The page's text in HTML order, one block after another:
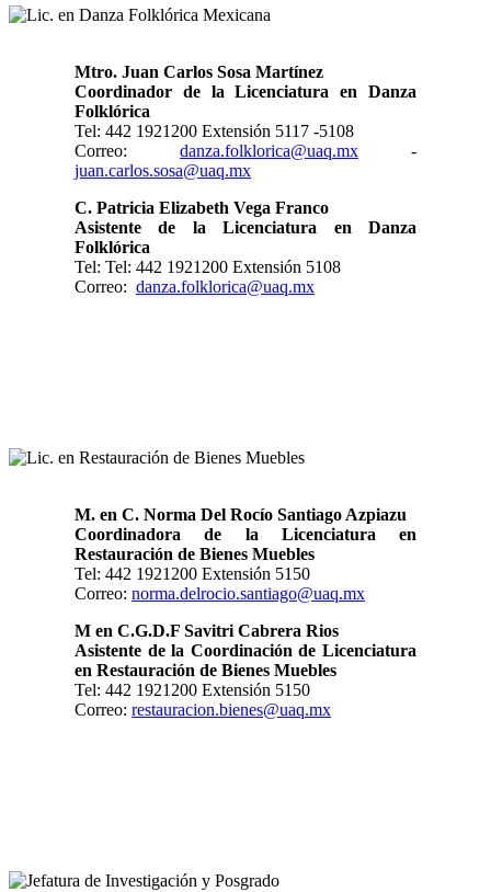
Mtro. Juan Carlos Sosa Martínez
Coordinador de la Licenciatura en Danza
Folklórica
Tel: 442 1921200 Extensión 5117 -5108
Correo: danza.folklorica@uaq.mx -
juan.carlos.sosa@uaq.mx
C. Patricia Elizabeth Vega Franco
Asistente de la Licenciatura en Danza
Folklórica
Tel: Tel: 442 1921200 Extensión 5108
Correo: danza.folklorica@uaq.mx
M. en C. Norma Del Rocío Santiago Azpiazu
Coordinadora de la Licenciatura en
Restauración de Bienes Muebles
Tel: 442 1921200 Extensión 5150
Correo: norma.delrocio.santiago@uaq.mx
M en C.G.D.F Savitri Cabrera Rios
Asistente de la Coordinación de Licenciatura
en Restauración de Bienes Muebles
Tel: 442 1921200 Extensión 5150
Correo: restauracion.bienes@uaq.mx